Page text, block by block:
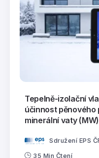
Tepelně-izolační
účinnost pěnového
minerální vaty (MW)
Sdružení EPS
35 Min Čtení